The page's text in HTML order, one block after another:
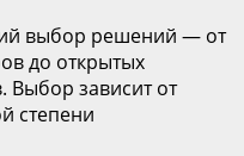
выбор решений — от
до открытых
Выбор зависит от
степени